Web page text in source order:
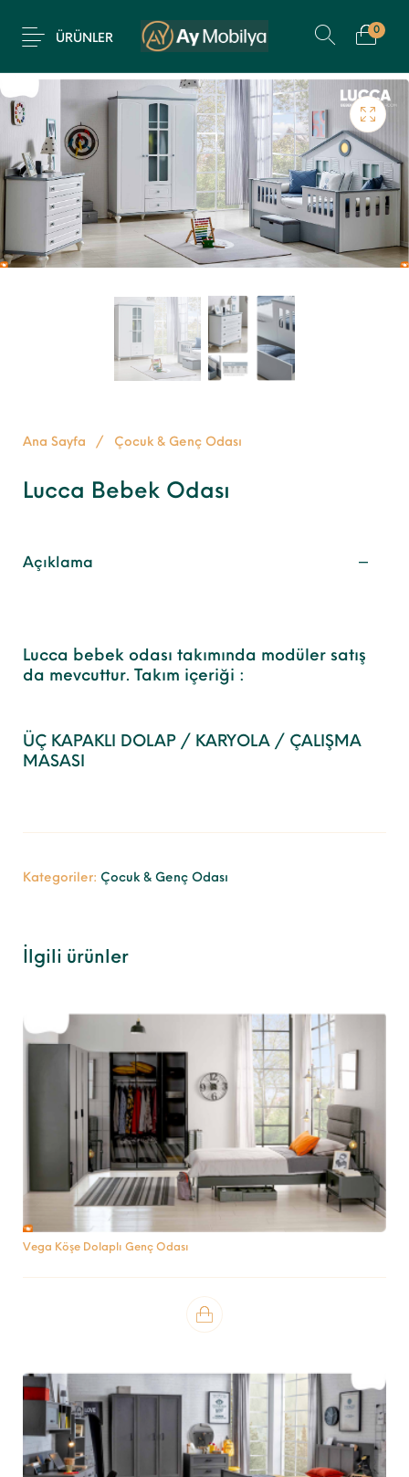
ÜRÜNLER
0
Ana Sayfa / Çocuk & Genç Odası
Lucca Bebek Odası
Açıklama
Lucca bebek odası takımında modüler satış
da mevcuttur. Takım içeriği :
ÜÇ KAPAKLI DOLAP / KARYOLA / ÇALIŞMA
MASASI
Kategoriler: Çocuk & Genç Odası
İlgili ürünler
Vega Köşe Dolaplı Genç Odası